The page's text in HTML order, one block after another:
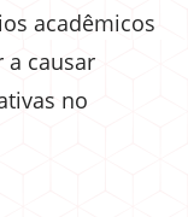
acadêmicos
a causar
no